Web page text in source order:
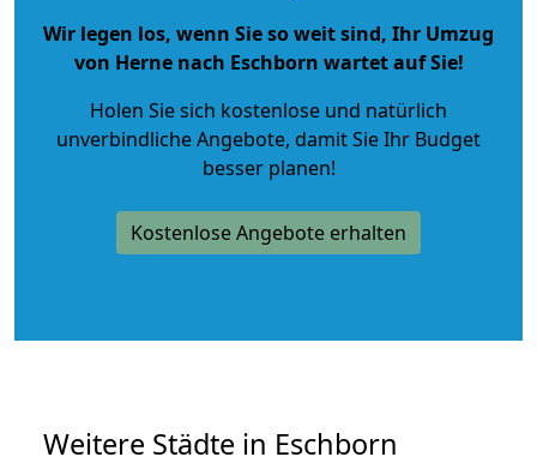
Wir legen los, wenn Sie so weit sind, Ihr Umzug
von Herne nach Eschborn wartet auf Sie!
Holen Sie sich kostenlose und natürlich
unverbindliche Angebote, damit Sie Ihr Budget
besser planen!
Kostenlose Angebote erhalten
Weitere Städte in Eschborn